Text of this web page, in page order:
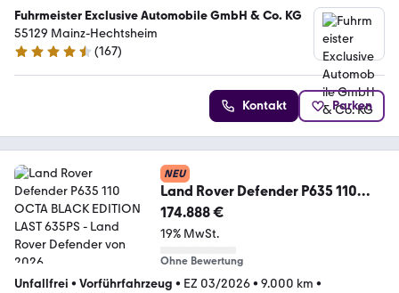
Fuhrmeister Exclusive Automobile GmbH & Co. KG
55129 Mainz-Hechtsheim
4.5 Sterne
(167)
Kontakt Parken
NEU
Land Rover Defender P635 110
OCTA BLACK EDITION LAST 635PS
174.888 €
19% MwSt.
Ohne Bewertung
Unfallfrei • Vorführfahrzeug • EZ 03/2026• 9.000 km •